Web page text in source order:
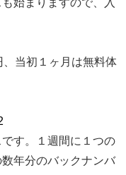
始まりますので、入
当初１ヶ月は無料体
す。１週間に１つの
年分のバックナンバ